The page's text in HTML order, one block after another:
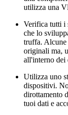
utilizza una
Verifica tutti i
che lo
truffa. Alcune
originali ma,
all'interno dei
Utilizza uno
dispositivi.
dirottamento
tuoi dati e